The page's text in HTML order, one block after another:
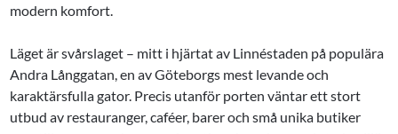
modern komfort.
Läget är svårslaget – mitt i hjärtat av Linnéstaden på populära
Andra Långgatan, en av Göteborgs mest levande och
karaktärsfulla gator. Precis utanför porten väntar ett stort
utbud av restauranger, caféer, barer och små unika butiker